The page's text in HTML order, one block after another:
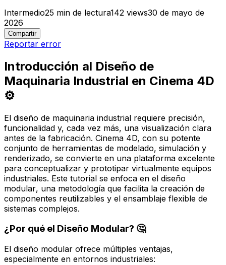
Intermedio25 min de lectura142 views30 de mayo de
2026
Compartir
Reportar error
Introducción al Diseño de
Maquinaria Industrial en Cinema 4D
⚙️
El diseño de maquinaria industrial requiere precisión,
funcionalidad y, cada vez más, una visualización clara
antes de la fabricación. Cinema 4D, con su potente
conjunto de herramientas de modelado, simulación y
renderizado, se convierte en una plataforma excelente
para conceptualizar y prototipar virtualmente equipos
industriales. Este tutorial se enfoca en el diseño
modular, una metodología que facilita la creación de
componentes reutilizables y el ensamblaje flexible de
sistemas complejos.
¿Por qué el Diseño Modular? 🤔
El diseño modular ofrece múltiples ventajas,
especialmente en entornos industriales: